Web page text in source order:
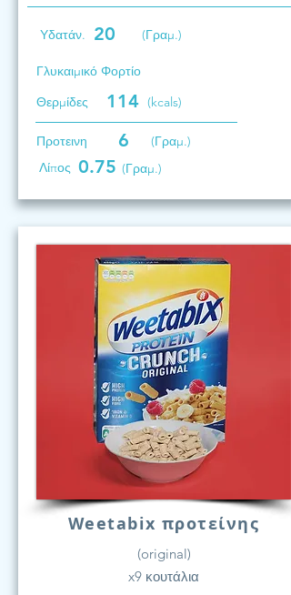
Υδατάν. 20 (Γραμ.)
Γλυκαιμικό Φορτίο
Θερμίδες
114 (kcals)
Προτεινη 6
(Γραμ.)
Λίπος 0.75 (Γραμ.)
Weetabix προτείνης
(original)
x9 κουτάλια